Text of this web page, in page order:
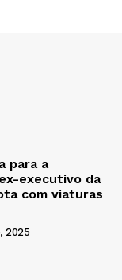
para a
executivo da
com viaturas
2025